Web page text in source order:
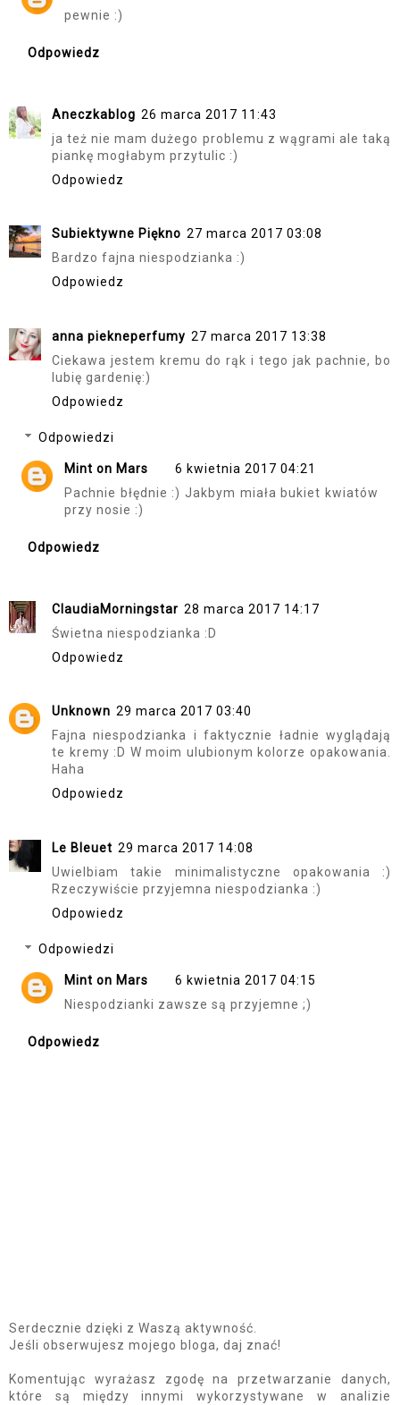
pewnie :)
Odpowiedz
Aneczkablog 26 marca 2017 11:43
ja też nie mam dużego problemu z wągrami ale taką
piankę mogłabym przytulic :)
Odpowiedz
Subiektywne Piękno 27 marca 2017 03:08
Bardzo fajna niespodzianka :)
Odpowiedz
anna piekneperfumy 27 marca 2017 13:38
Ciekawa jestem kremu do rąk i tego jak pachnie, bo
lubię gardenię:)
Odpowiedz
Odpowiedzi
Mint on Mars
6 kwietnia 2017 04:21
Pachnie błędnie :) Jakbym miała bukiet kwiatów
przy nosie :)
Odpowiedz
ClaudiaMorningstar 28 marca 2017 14:17
Świetna niespodzianka :D
Odpowiedz
Unknown 29 marca 2017 03:40
Fajna niespodzianka i faktycznie ładnie wyglądają
te kremy :D W moim ulubionym kolorze opakowania.
Haha
Odpowiedz
Le Bleuet 29 marca 2017 14:08
Uwielbiam takie minimalistyczne opakowania :)
Rzeczywiście przyjemna niespodzianka :)
Odpowiedz
Odpowiedzi
Mint on Mars
6 kwietnia 2017 04:15
Niespodzianki zawsze są przyjemne ;)
Odpowiedz
Serdecznie dzięki z Waszą aktywność.
Jeśli obserwujesz mojego bloga, daj znać!
Komentując wyrażasz zgodę na przetwarzanie danych,
które są między innymi wykorzystywane w analizie